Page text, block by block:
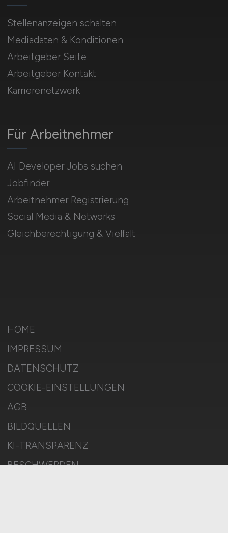
Für Arbeitnehmer
AI Developer Jobs suchen
Jobfinder
Arbeitnehmer Registrierung
Social Media & Networks
Gleichberechtigung & Vielfalt
Stellenanzeigen schalten
Mediadaten & Konditionen
Arbeitgeber Seite
Arbeitgeber Kontakt
Karrierenetzwerk
HOME
IMPRESSUM
DATENSCHUTZ
COOKIE-EINSTELLUNGEN
AGB
BILDQUELLEN
KI-TRANSPARENZ
BESCHWERDEN